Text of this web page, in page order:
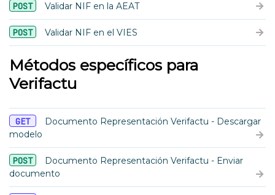
POST Validar NIF en la AEAT
POST Validar NIF en el VIES
Métodos específicos para
Verifactu
GET
Documento Representación Verifactu - Descargar
modelo
POST
Documento Representación Verifactu - Enviar
documento